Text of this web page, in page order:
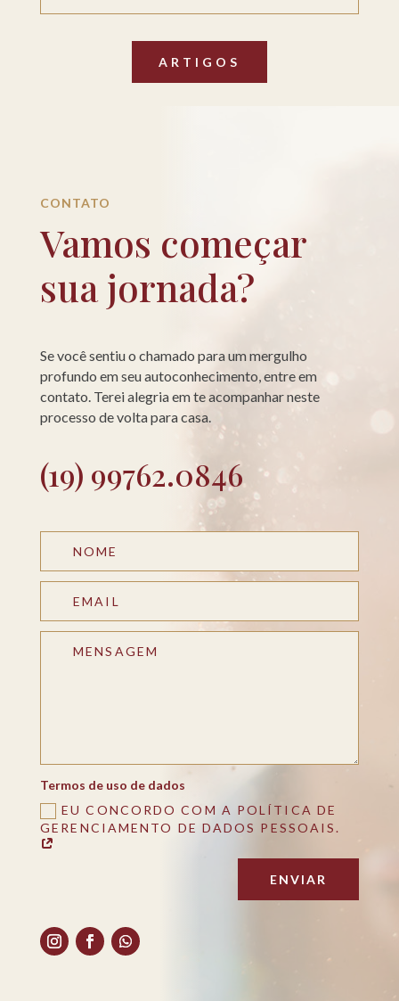
ARTIGOS
CONTATO
Vamos começar
sua jornada?
Se você sentiu o chamado para um mergulho
profundo em seu autoconhecimento, entre em
contato. Terei alegria em te acompanhar neste
processo de volta para casa.
(19) 99762.0846
Termos de uso de dados
EU CONCORDO COM A POLÍTICA DE
GERENCIAMENTO DE DADOS PESSOAIS.
ENVIAR